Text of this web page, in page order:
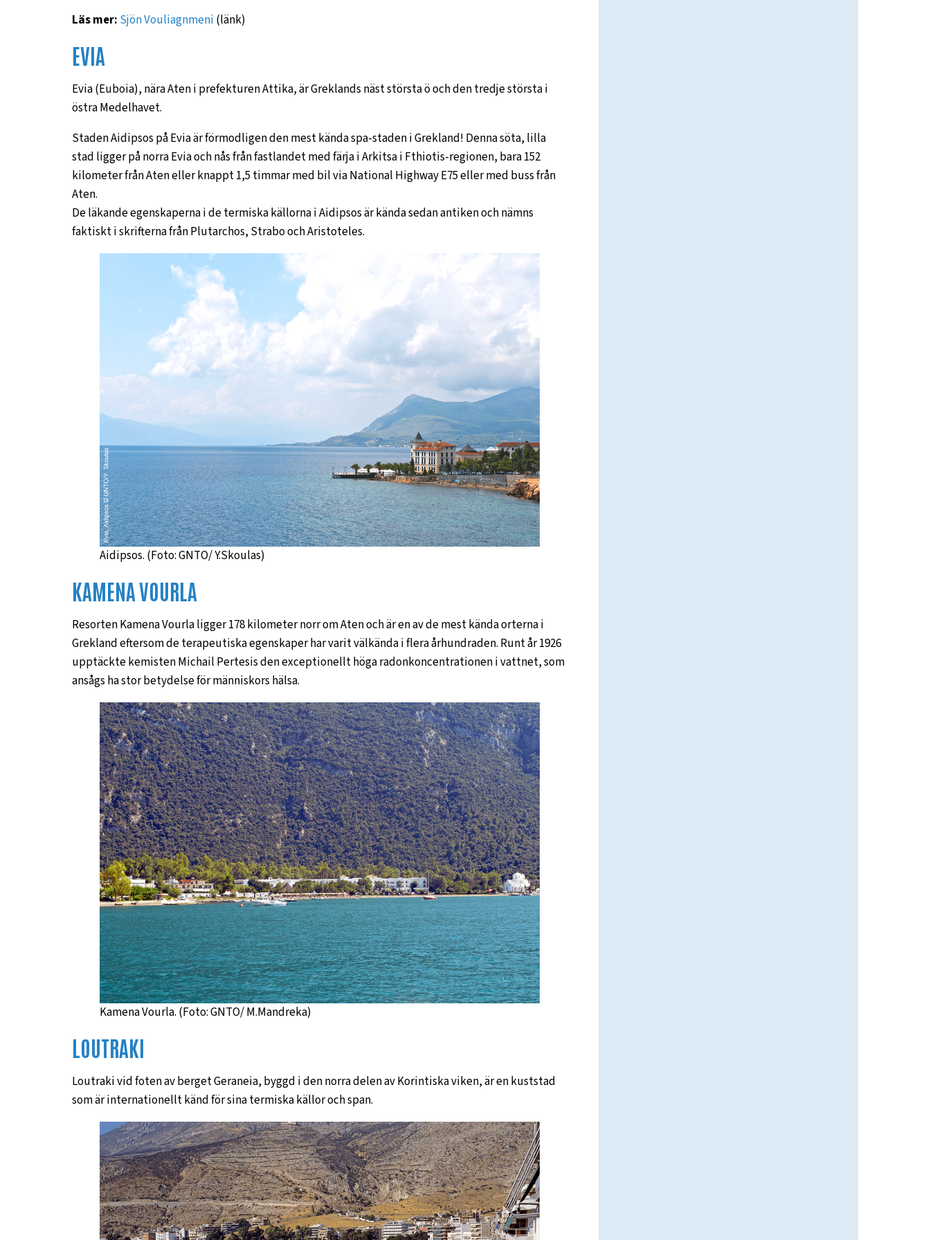
Läs mer: Sjön Vouliagnmeni (länk)
EVIA
Evia (Euboia), nära Aten i prefekturen Attika, är Greklands näst största ö och den tredje största i
östra Medelhavet.
Staden Aidipsos på Evia är förmodligen den mest kända spa-staden i Grekland! Denna söta, lilla
stad ligger på norra Evia och nås från fastlandet med färja i Arkitsa i Fthiotis-regionen, bara 152
kilometer från Aten eller knappt 1,5 timmar med bil via National Highway E75 eller med buss från
Aten.
De läkande egenskaperna i de termiska källorna i Aidipsos är kända sedan antiken och nämns
faktiskt i skrifterna från Plutarchos, Strabo och Aristoteles.
Aidipsos. (Foto: GNTO/ Y.Skoulas)
KAMENA VOURLA
Resorten Kamena Vourla ligger 178 kilometer norr om Aten och är en av de mest kända orterna i
Grekland eftersom de terapeutiska egenskaper har varit välkända i flera århundraden. Runt år 1926
upptäckte kemisten Michail Pertesis den exceptionellt höga radonkoncentrationen i vattnet, som
ansågs ha stor betydelse för människors hälsa.
Kamena Vourla. (Foto: GNTO/ M.Mandreka)
LOUTRAKI
Loutraki vid foten av berget Geraneia, byggd i den norra delen av Korintiska viken, är en kuststad
som är internationellt känd för sina termiska källor och span.